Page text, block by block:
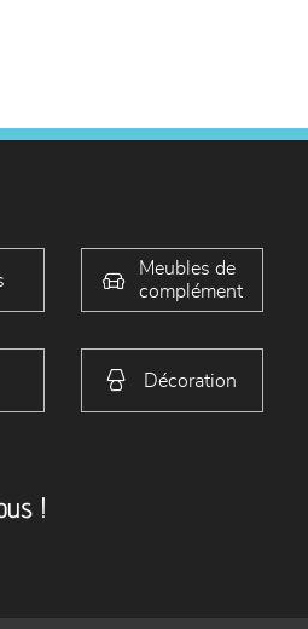
Meubles de
complément
Décoration
!